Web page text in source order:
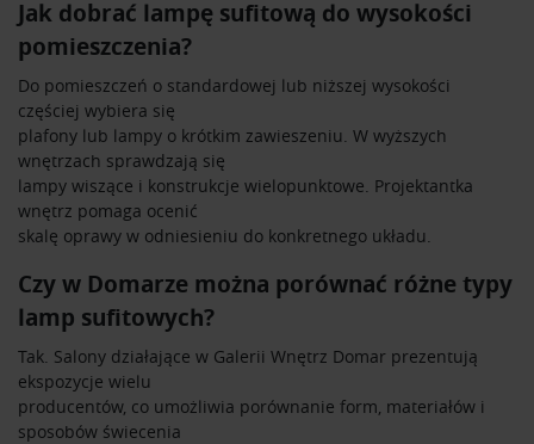
Jak dobrać lampę sufitową do wysokości
pomieszczenia?
Do pomieszczeń o standardowej lub niższej wysokości
częściej wybiera się
plafony lub lampy o krótkim zawieszeniu. W wyższych
wnętrzach sprawdzają się
lampy wiszące i konstrukcje wielopunktowe. Projektantka
wnętrz pomaga ocenić
skalę oprawy w odniesieniu do konkretnego układu.
Czy w Domarze można porównać różne typy
lamp sufitowych?
Tak. Salony działające w Galerii Wnętrz Domar prezentują
ekspozycje wielu
producentów, co umożliwia porównanie form, materiałów i
sposobów świecenia